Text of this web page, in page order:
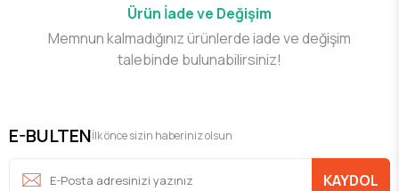
Ürün İade ve Değişim
Memnun kalmadığınız ürünlerde iade ve değişim
talebinde bulunabilirsiniz!
E-BULTENİlk önce sizin haberiniz olsun
KAYDOL